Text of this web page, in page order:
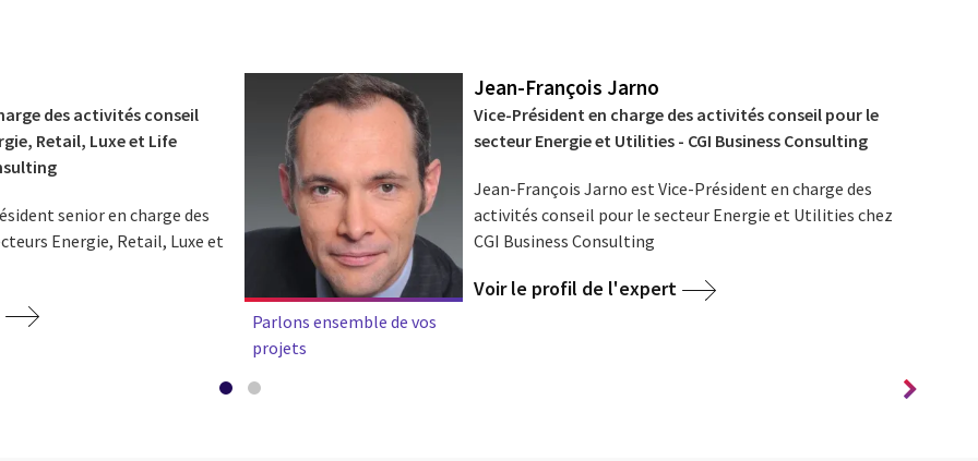
des activités conseil
Retail, Luxe et Life
senior en charge des
Energie, Retail, Luxe et
Parlons ensemble de vos
projets
Jean-François Jarno
Vice-Président en charge des activités conseil pour le
secteur Energie et Utilities - CGI Business Consulting
Jean-François Jarno est Vice-Président en charge des
activités conseil pour le secteur Energie et Utilities chez
CGI Business Consulting
Voir le profil de l'expert